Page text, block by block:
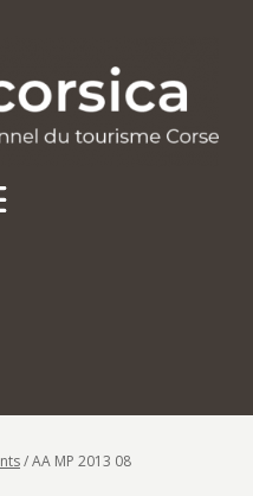
/AA MP 2013 08